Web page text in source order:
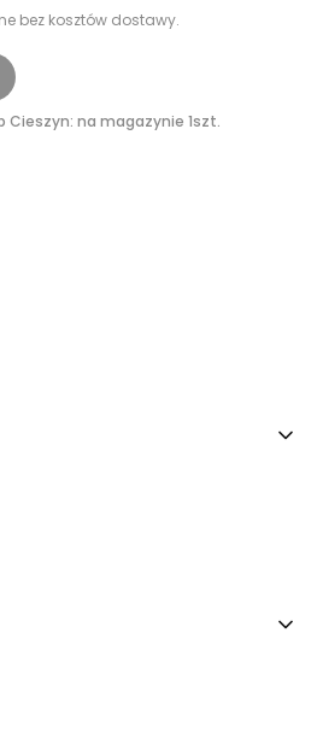
bez kosztów dostawy.
Cieszyn: na magazynie 1szt.